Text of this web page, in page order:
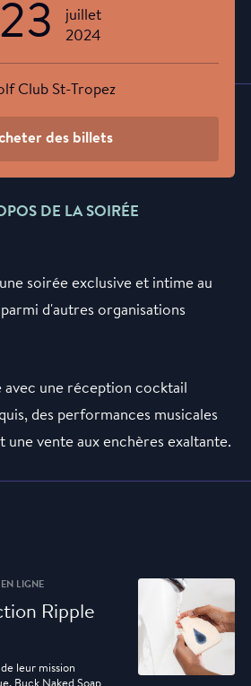
23
juillet
2024
Club St-Tropez
des billets
DE LA SOIRÉE
soirée exclusive et intime au
d'autres organisations
une réception cocktail
des performances musicales
une vente aux enchères exaltante.
LIGNE
Ripple
leur mission